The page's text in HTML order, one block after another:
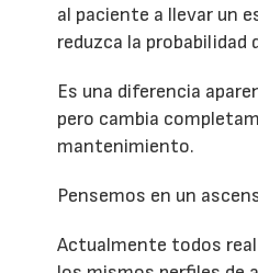
al paciente a llevar un
reduzca la probabilidad
Es una diferencia
pero cambia
mantenimiento.
Pensemos en un
Actualmente todos